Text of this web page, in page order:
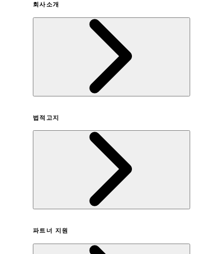
회사소개
법적고지
개인정보취급방침
파트너 지원